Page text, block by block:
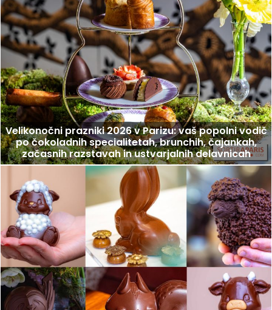
Velikonočni prazniki 2026 v Parizu: vaš popolni vodič
po čokoladnih specialitetah, brunchih, čajankah,
začasnih razstavah in ustvarjalnih delavnicah